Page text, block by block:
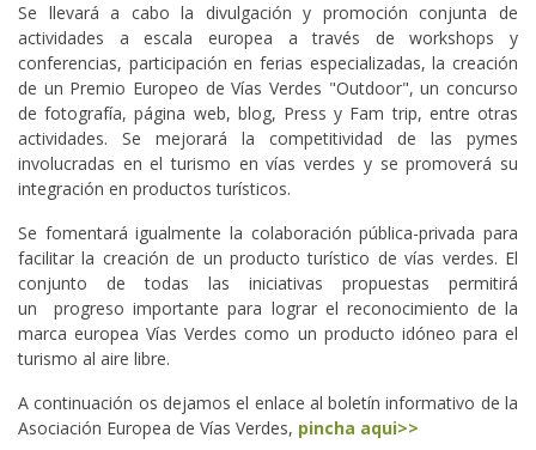
Se llevará a cabo la divulgación y promoción conjunta de
actividades a escala europea a través de workshops y
conferencias, participación en ferias especializadas, la creación
de un Premio Europeo de Vías Verdes "Outdoor", un concurso
de fotografía, página web, blog, Press y Fam trip, entre otras
actividades. Se mejorará la competitividad de las pymes
involucradas en el turismo en vías verdes y se promoverá su
integración en productos turísticos.
Se fomentará igualmente la colaboración pública-privada para
facilitar la creación de un producto turístico de vías verdes. El
conjunto de todas las iniciativas propuestas permitirá
un progreso importante para lograr el reconocimiento de la
marca europea Vías Verdes como un producto idóneo para el
turismo al aire libre.
A continuación os dejamos el enlace al boletín informativo de la
Asociación Europea de Vías Verdes, pincha aqui>>